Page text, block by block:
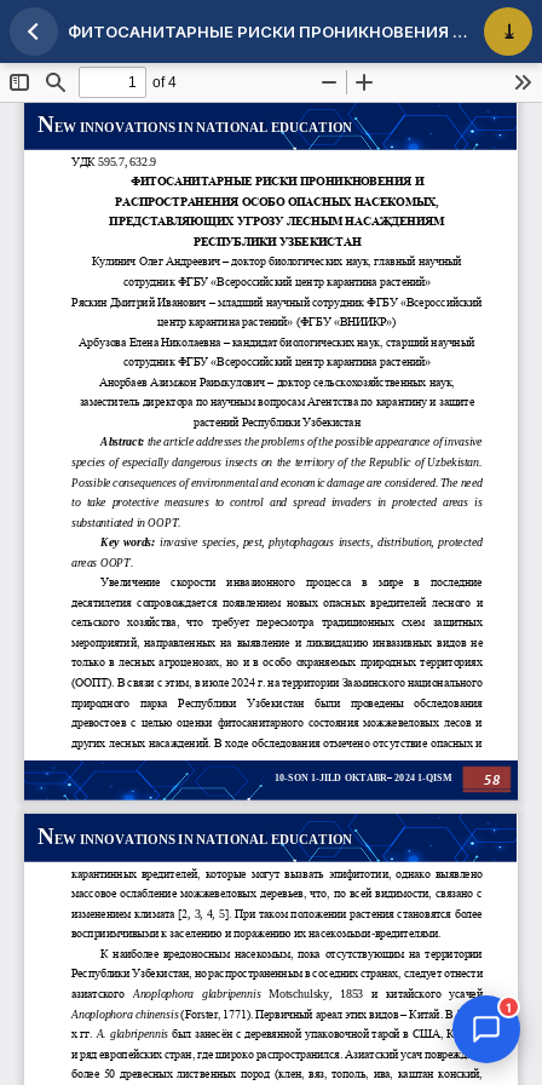
Maqola tafsilotlariga qaytish ФИТОСАНИТАРНЫЕ РИСКИ ПРОНИКНОВЕНИЯ И РАСПРОСТРАНЕНИЯ ОСОБО ОПАСНЫХ НАСЕКОМЫХ, ПРЕДСТАВЛЯЮЩИХ УГРОЗУ ЛЕСНЫМ НАСАЖДЕНИЯМ РЕСПУБЛИКИ УЗБЕКИСТАН
1
Onlayn